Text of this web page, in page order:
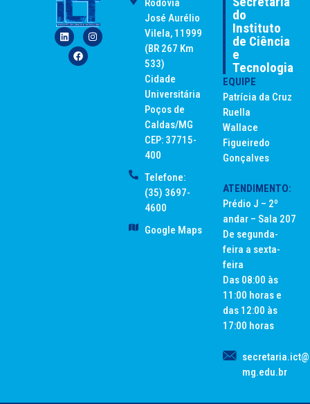
Rodovia
José Aurélio
Vilela, 11999
(BR 267 Km
533)
Cidade
Universitária
Poços de
Caldas/MG
CEP: 37715-
400
Telefone:
(35) 3697-
4600
Google Maps
do
Instituto
de Ciência
e
Tecnologia
EQUIPE
Patrícia da Cruz
Ruella
Wallace
Figueiredo
Gonçalves
ATENDIMENTO:
Prédio J – 2º
andar – Sala 207
De segunda-
feira a sexta-
feira
Das 08:00 às
11:00 horas e
das 12:00 às
17:00 horas
mg.edu.br